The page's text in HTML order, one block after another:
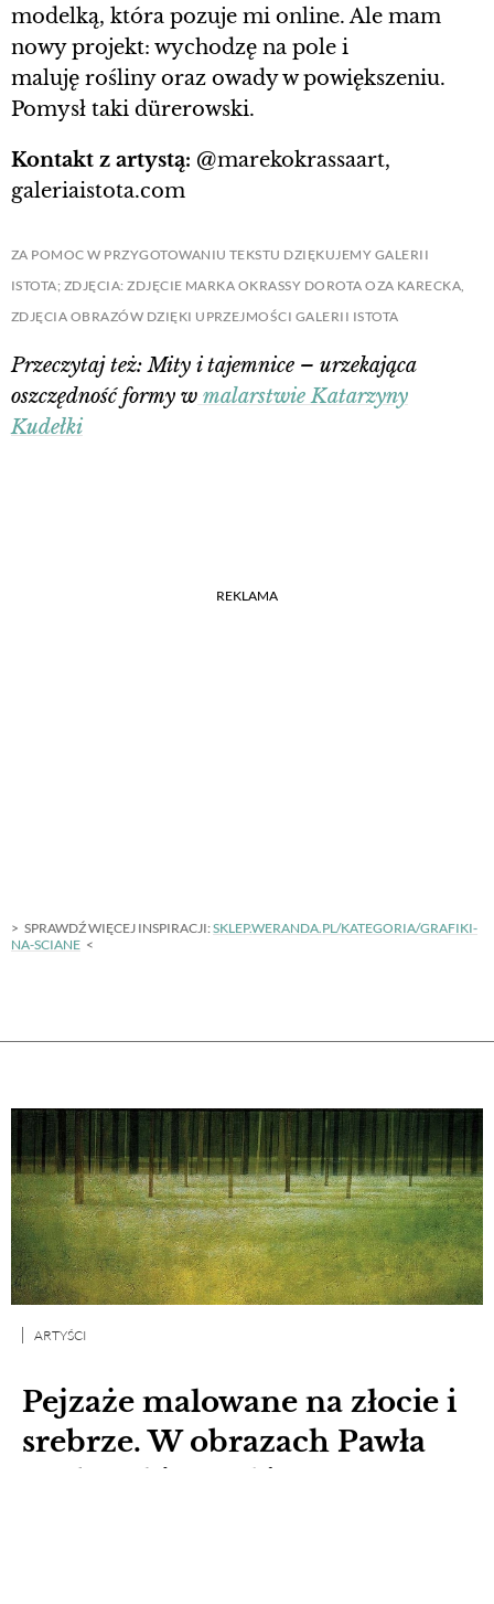
modelką, która pozuje mi online. Ale mam
nowy projekt: wychodzę na pole i
maluję rośliny oraz owady w powiększeniu.
Pomysł taki dürerowski.
Kontakt z artystą: @marekokrassaart,
galeriaistota.com
ZA POMOC W PRZYGOTOWANIU TEKSTU DZIĘKUJEMY GALERII
ISTOTA; ZDJĘCIA: ZDJĘCIE MARKA OKRASSY DOROTA OZA KARECKA,
ZDJĘCIA OBRAZÓW DZIĘKI UPRZEJMOŚCI GALERII ISTOTA
Przeczytaj też: Mity i tajemnice – urzekająca
oszczędność formy w malarstwie Katarzyny
Kudełki
REKLAMA
SPRAWDŹ WIĘCEJ INSPIRACJI:SKLEP.WERANDA.PL/KATEGORIA/GRAFIKI-
NA-SCIANE
Pejzaże malowane na złocie i
srebrze. W obrazach Pawła
ARTYŚCI